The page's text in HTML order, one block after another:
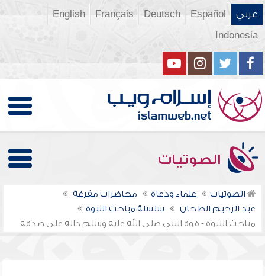
عربي Español
Deutsch
Français
English
Indonesia
الصوتيات
الصوتيات علماء ودعاة
محاضرات مفرغة
عبد الرحيم الطحان
سلسلة مباحث النبوة
مباحث النبوة - قوة النبي صلى الله عليه وسلم دالة على صدقه